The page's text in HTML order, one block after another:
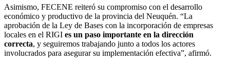
Asimismo, FECENE reiteró su compromiso con el desarrollo
económico y productivo de la provincia del Neuquén. “La
aprobación de la Ley de Bases con la incorporación de empresas
locales en el RIGI es un paso importante en la dirección
correcta, y seguiremos trabajando junto a todos los actores
involucrados para asegurar su implementación efectiva”, afirmó.